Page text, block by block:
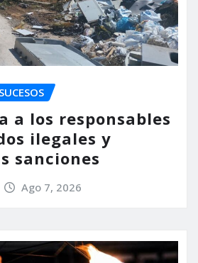
SUCESOS
a los responsables
ilegales y
sanciones
Ago 7, 2026